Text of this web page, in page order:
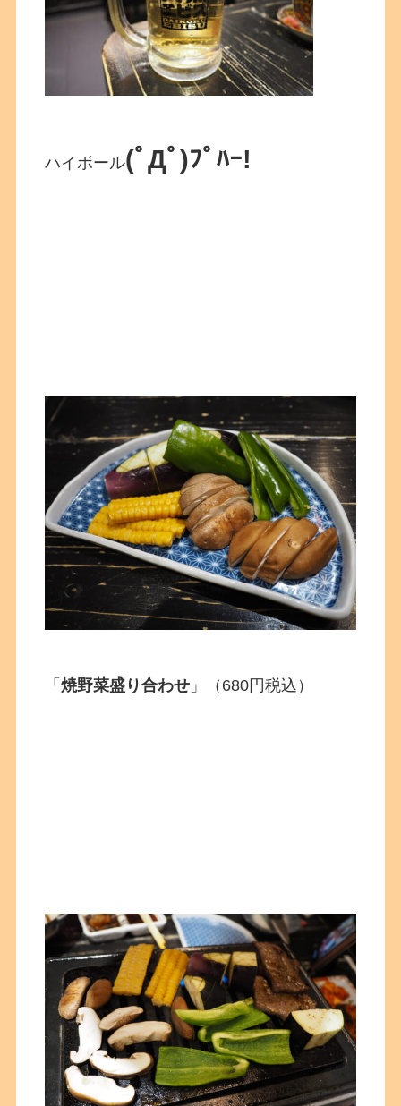
ハイボール(ﾟДﾟ)ﾌﾟﾊｰ!
「焼野菜盛り合わせ 」（680円税込）